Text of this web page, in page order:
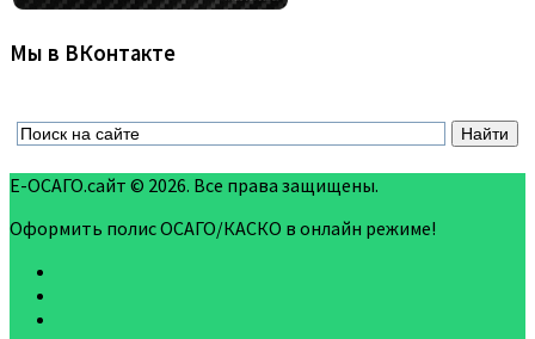
Мы в ВКонтакте
Е-ОСАГО.сайт © 2026. Все права защищены.
Оформить полис ОСАГО/КАСКО в онлайн режиме!